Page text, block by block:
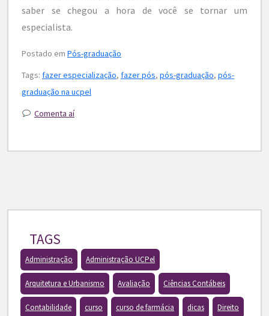
saber se chegou a hora de você se tornar um
especialista.
Postado em Pós-graduação
Tags: fazer especialização, fazer pós, pós-graduação, pós-
graduação na ucpel
Comenta aí
TAGS
Administração Administração UCPel
Arquitetura e Urbanismo Avaliação Ciências Contábeis
Contabilidade curso curso de farmácia dicas Direito